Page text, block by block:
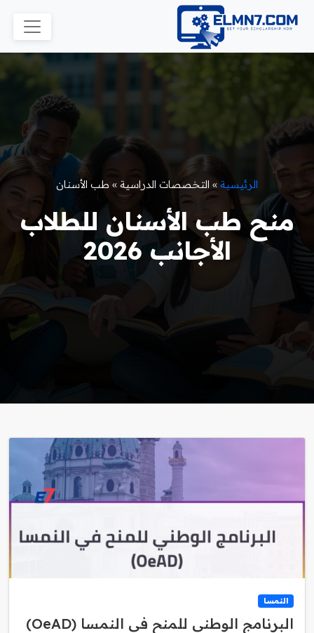
الرئيسية » التخصصات الدراسية » طب الأسنان
منح طب الأسنان للطلاب
الأجانب 2026
النمسا
البرنامج الوطني للمنح في النمسا (OeAD)